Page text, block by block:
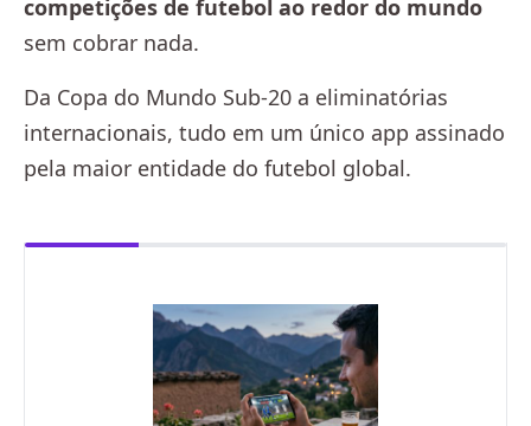
competições de futebol ao redor do mundo
sem cobrar nada.
Da Copa do Mundo Sub-20 a eliminatórias
internacionais, tudo em um único app assinado
pela maior entidade do futebol global.